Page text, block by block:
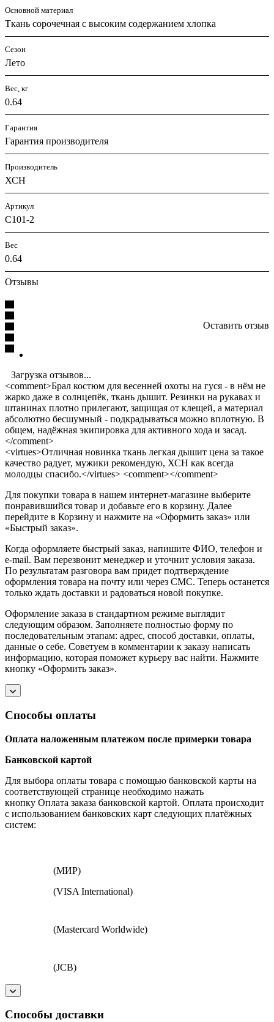
Основной материал
Ткань сорочечная с высоким содержанием хлопка
Сезон
Лето
Вес, кг
0.64
Гарантия
Гарантия производителя
Производитель
ХСН
Артикул
С101-2
Вес
0.64
Отзывы
Оставить отзыв
Загрузка отзывов...
<comment>Брал костюм для весенней охоты на гуся - в нём не
жарко даже в солнцепёк, ткань дышит. Резинки на рукавах и
штанинах плотно прилегают, защищая от клещей, а материал
абсолютно бесшумный - подкрадываться можно вплотную. В
общем, надёжная экипировка для активного хода и засад.
</comment>
<virtues>Отличная новинка ткань легкая дышит цена за такое
качество радует, мужики рекомендую, ХСН как всегда
молодцы спасибо.</virtues> <comment></comment>
Для покупки товара в нашем интернет-магазине выберите
понравившийся товар и добавьте его в корзину. Далее
перейдите в Корзину и нажмите на «Оформить заказ» или
«Быстрый заказ».
Когда оформляете быстрый заказ, напишите ФИО, телефон и
e-mail. Вам перезвонит менеджер и уточнит условия заказа.
По результатам разговора вам придет подтверждение
оформления товара на почту или через СМС. Теперь останется
только ждать доставки и радоваться новой покупке.
Оформление заказа в стандартном режиме выглядит
следующим образом. Заполняете полностью форму по
последовательным этапам: адрес, способ доставки, оплаты,
данные о себе. Советуем в комментарии к заказу написать
информацию, которая поможет курьеру вас найти. Нажмите
кнопку «Оформить заказ».
Способы оплаты
Оплата наложенным платежом после примерки товара
Банковской картой
Для выбора оплаты товара с помощью банковской карты на
соответствующей странице необходимо нажать
кнопку Оплата заказа банковской картой. Оплата происходит
с использованием банковских карт следующих платёжных
систем:
(МИР)
(VISA International)
(Mastercard Worldwide)
(JCB)
Способы доставки